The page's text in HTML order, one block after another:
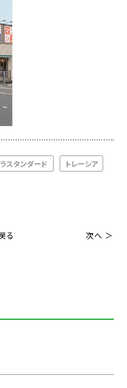
スタンダード トレーシア
る 次へ ＞